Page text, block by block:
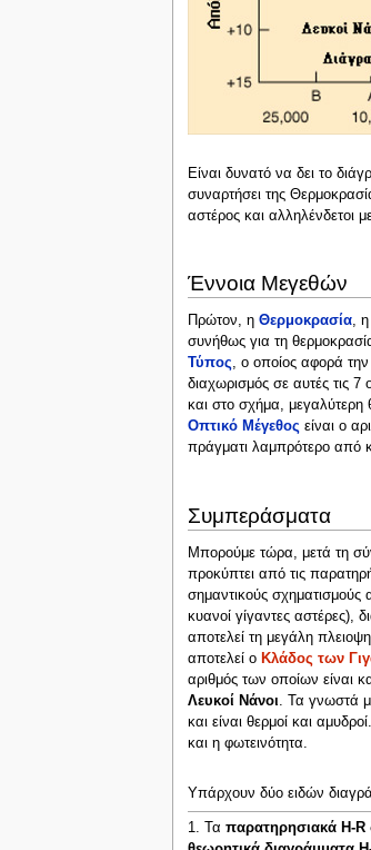
Είναι δυνατό να δει το
συναρτήσει της
αστέρος και αλληλένδετοι
Έννοια Μεγεθών
Πρώτον, η Θερμοκρασία, η
συνήθως για τη
Τύπος, ο οποίος αφορά
διαχωρισμός σε αυτές τις
και στο σχήμα, μεγαλύτερη
Οπτικό Μέγεθος είναι ο
πράγματι λαμπρότερο από
Συμπεράσματα
Μπορούμε τώρα, μετά τη
προκύπτει από τις
σημαντικούς σχηματισμούς
κυανοί γίγαντες αστέρες),
αποτελεί τη μεγάλη
αποτελεί ο Κλάδος των
αριθμός των οποίων είναι
Λευκοί Νάνοι. Τα γνωστά
και είναι θερμοί και
και η φωτεινότητα.
Υπάρχουν δύο ειδών
1. Τα παρατηρησιακά H-R